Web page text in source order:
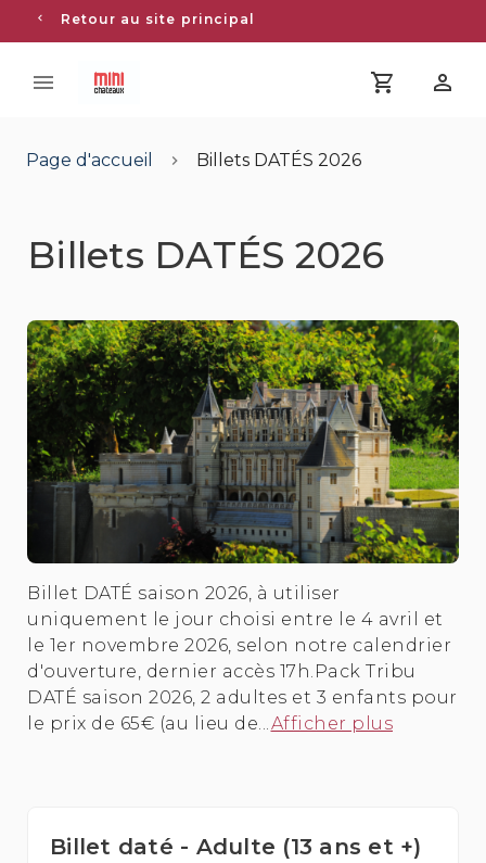
Retour au site principal
Page d'accueil Billets DATÉS 2026
Billets DATÉS 2026
Billet DATÉ saison 2026, à utiliser
uniquement le jour choisi entre le 4 avril et
le 1er novembre 2026, selon notre calendrier
d'ouverture, dernier accès 17h.Pack Tribu
DATÉ saison 2026, 2 adultes et 3 enfants pour
le prix de 65€ (au lieu de...Afficher plus
Billet daté - Adulte (13 ans et +)